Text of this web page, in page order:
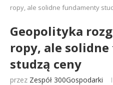
ropy, ale solidne fundamenty
Geopolityka
ropy, ale
studzą ceny
przez Zespół 300Gospodarki